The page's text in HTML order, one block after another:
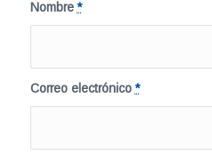
Nombre*
Correo electrónico*